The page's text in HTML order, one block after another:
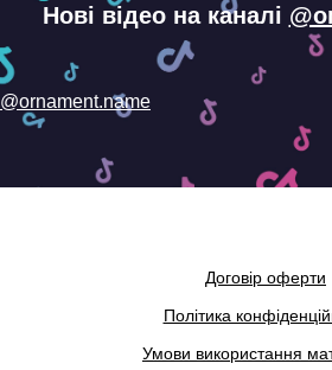
Нові відео на каналі
@ornament.name
Договір оферти
Політика
Умови використання